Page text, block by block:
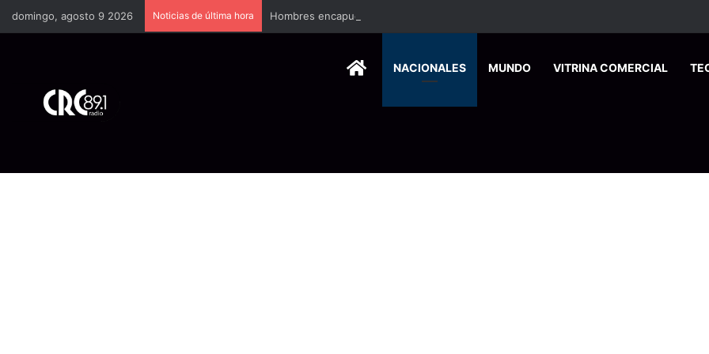
domingo, agosto 9 2026 Noticias de última hora Hombres encapuchados ingresan a hospital de Nicoya y matan a paciente a balazos
HOMENACIONALES MUNDO VITRINA COMERCIAL